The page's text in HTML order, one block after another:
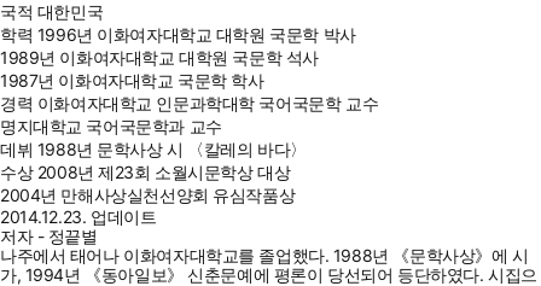
국적 대한민국
학력 1996년 이화여자대학교 대학원 국문학 박사
1989년 이화여자대학교 대학원 국문학 석사
1987년 이화여자대학교 국문학 학사
경력 이화여자대학교 인문과학대학 국어국문학 교수
명지대학교 국어국문학과 교수
데뷔 1988년 문학사상 시 〈칼레의 바다〉
수상 2008년 제23회 소월시문학상 대상
2004년 만해사상실천선양회 유심작품상
2014.12.23. 업데이트
저자 - 정끝별
나주에서 태어나 이화여자대학교를 졸업했다. 1988년 《문학사상》에 시
가, 1994년 《동아일보》 신춘문예에 평론이 당선되어 등단하였다. 시집으